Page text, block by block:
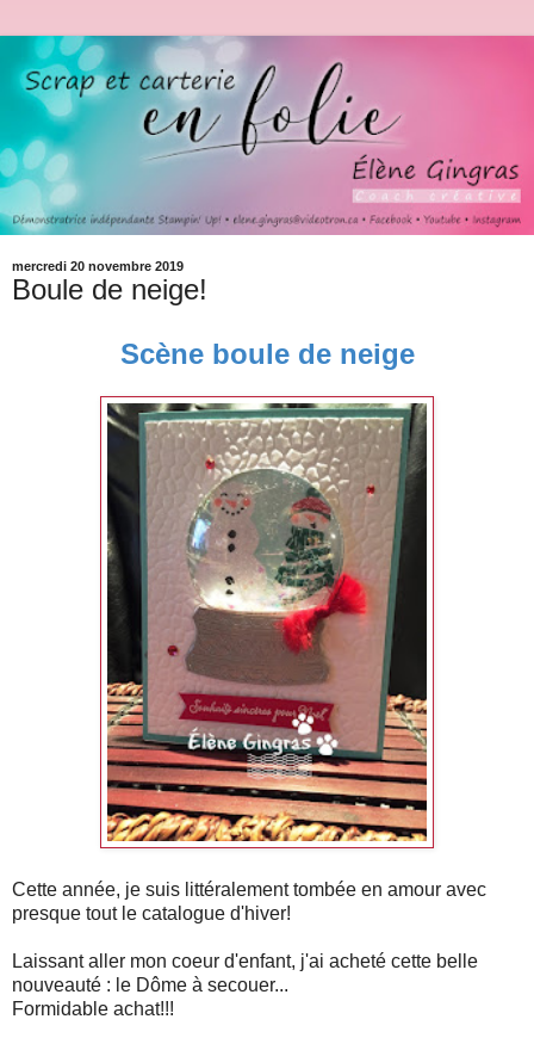
mercredi 20 novembre 2019
Boule de neige!
Scène boule de neige
Cette année, je suis littéralement tombée en amour avec
presque tout le catalogue d'hiver!
Laissant aller mon coeur d'enfant, j'ai acheté cette belle
nouveauté : le Dôme à secouer...
Formidable achat!!!